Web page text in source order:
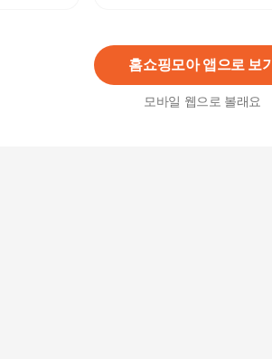
홈쇼핑모아 앱으로 보기
모바일 웹으로 볼래요